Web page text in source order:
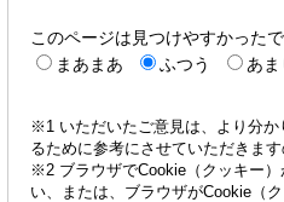
このページは見つけやすかった
まあまあ
ふつう あま
※1 いただいたご意見は、より分
るために参考にさせていただきま
※2 ブラウザでCookie（クッキー
い、または、ブラウザがCookie（